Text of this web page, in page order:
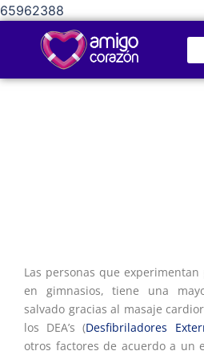
65962388
Las personas que
en gimnasios, tiene una
salvado gracias al masaje
los DEA’s (Desfibriladores
otros factores de acuerdo a un